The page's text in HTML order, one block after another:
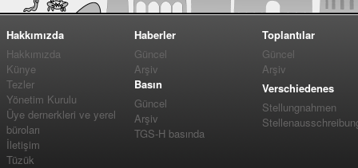
Hakkımızda
Hakkımızda
Künye
Tezler
Yönetim Kurulu
Üye dernerkleri ve yerel
büroları
İletişim
Tüzük
Haberler
Güncel
Arşiv
Basın
Güncel
Arşiv
TGS-H basında
Toplantılar
Güncel
Arşiv
Verschiedenes
Stellungnahmen